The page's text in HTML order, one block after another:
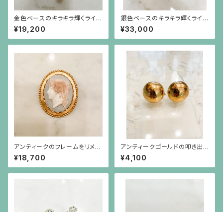
金色ベースのキラキラ輝くライン
ストーンパーツと真珠が揺れる
ブローチ
¥19,200
銀色ベースのキラキラ輝くライン
ストーンパーツと大きなイミテー
ションパールが揺れるブローチ
¥33,000
アンティークのフレームをリメイ
クしたニューラーヴァカメオのブ
ローチ
¥18,700
アンティークゴールドの叩き出し
のイヤリング
¥4,100